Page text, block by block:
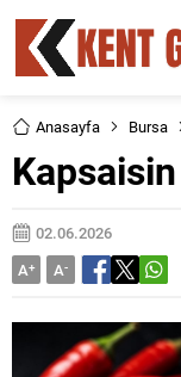
Anasayfa Bursa
02.06.2026
A+ A-